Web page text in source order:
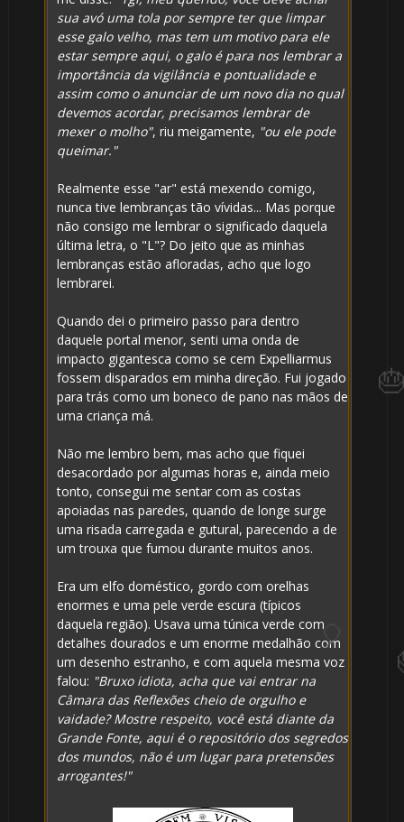
sua avó uma tola por sempre ter que limpar
esse galo velho, mas tem um motivo para ele
estar sempre aqui, o galo é para nos lembrar a
importância da vigilância e pontualidade e
assim como o anunciar de um novo dia no qual
devemos acordar, precisamos lembrar de
mexer o molho", riu meigamente, "ou ele pode
queimar."
Realmente esse "ar" está mexendo comigo,
nunca tive lembranças tão vívidas... Mas porque
não consigo me lembrar o significado daquela
última letra, o "L"? Do jeito que as minhas
lembranças estão afloradas, acho que logo
lembrarei.
Quando dei o primeiro passo para dentro
daquele portal menor, senti uma onda de
impacto gigantesca como se cem Expelliarmus
fossem disparados em minha direção. Fui jogado
para trás como um boneco de pano nas mãos de
uma criança má.
Não me lembro bem, mas acho que fiquei
desacordado por algumas horas e, ainda meio
tonto, consegui me sentar com as costas
apoiadas nas paredes, quando de longe surge
uma risada carregada e gutural, parecendo a de
um trouxa que fumou durante muitos anos.
Era um elfo doméstico, gordo com orelhas
enormes e uma pele verde escura (típicos
daquela região). Usava uma túnica verde com
detalhes dourados e um enorme medalhão com
um desenho estranho, e com aquela mesma voz
falou: "Bruxo idiota, acha que vai entrar na
Câmara das Reflexões cheio de orgulho e
vaidade? Mostre respeito, você está diante da
Grande Fonte, aqui é o repositório dos segredos
dos mundos, não é um lugar para pretensões
arrogantes!"
⚡
⚡